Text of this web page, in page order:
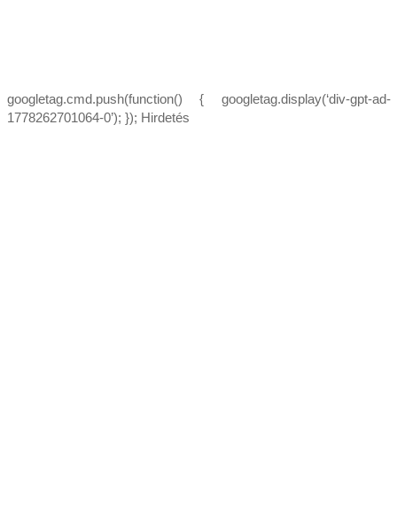
googletag.cmd.push(function() { googletag.display(‘div-gpt-ad-
1778262701064-0’); }); Hirdetés